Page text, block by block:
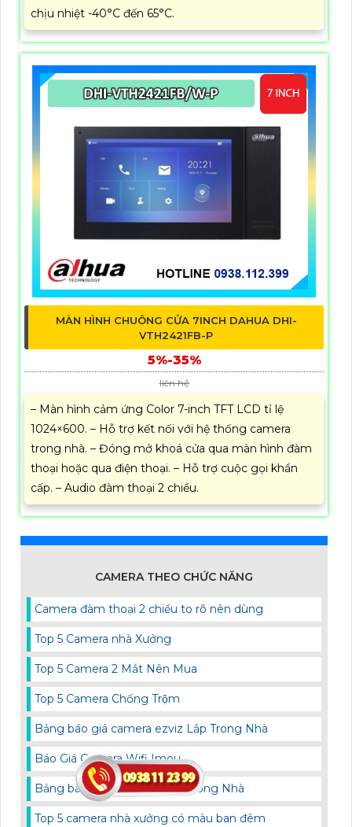
chịu nhiệt -40°C đến 65°C.
MÀN HÌNH CHUÔNG CỬA 7INCH DAHUA DHI-
VTH2421FB-P
5%-35%
liên hệ
– Màn hình cảm ứng Color 7-inch TFT LCD tỉ lệ
1024×600. – Hỗ trợ kết nối với hệ thống camera
trong nhà. – Đóng mở khoá cửa qua màn hình đàm
thoại hoặc qua điện thoại. – Hỗ trợ cuộc gọi khẩn
cấp. – Audio đàm thoại 2 chiều.
CAMERA THEO CHỨC NĂNG
Camera đàm thoại 2 chiều to rõ nên dùng
Top 5 Camera nhà Xưởng
Top 5 Camera 2 Mắt Nên Mua
Top 5 Camera Chống Trộm
Bảng báo giá camera ezviz Lắp Trong Nhà
Báo Giá Camera Wifi Imou
Bảng báo giá camera imou Trong Nhà
Top 5 camera nhà xưởng có màu ban đêm